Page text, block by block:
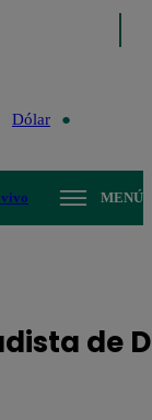
Dólar
MENÚ
de